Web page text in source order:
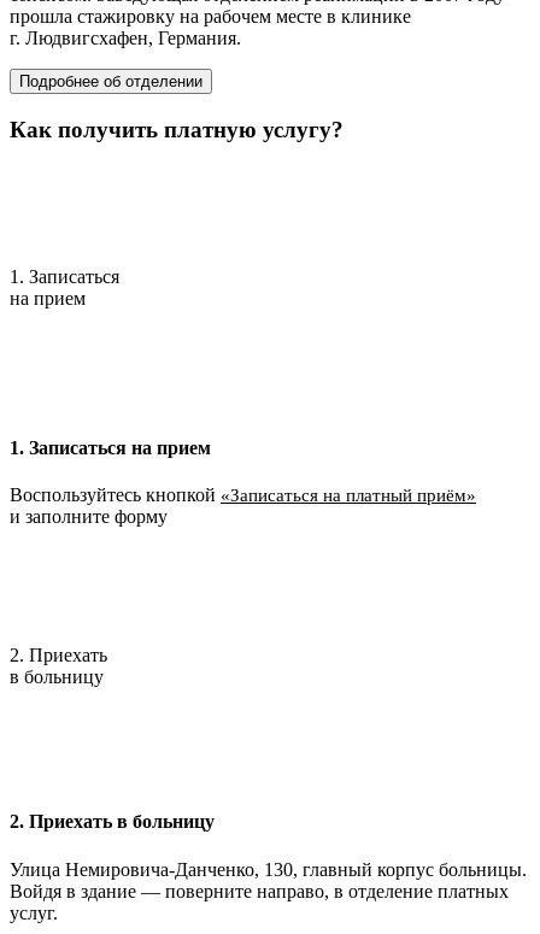
прошла стажировку на рабочем месте в клинике
г. Людвигсхафен, Германия.
Подробнее об отделении
Как получить платную услугу?
1. Записаться
на прием
1. Записаться на прием
Воспользуйтесь кнопкой «Записаться на платный приём»
и заполните форму
2. Приехать
в больницу
2. Приехать в больницу
Улица Немировича-Данченко, 130, главный корпус больницы.
Войдя в здание — поверните направо, в отделение платных
услуг.